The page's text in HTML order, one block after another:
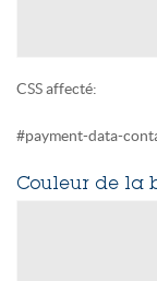
CSS affecté:
#payment-data-
Couleur de la